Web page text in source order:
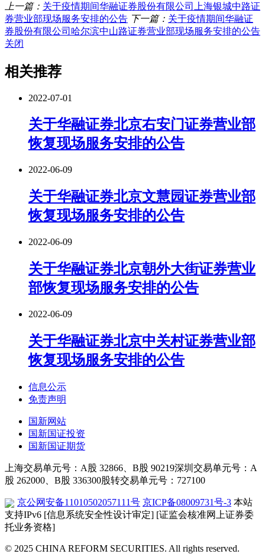
上一篇： 关于疫情期间华融证券股份有限公司上海银城中路证
券营业部现场服务安排的公告 下一篇： 关于疫情期间华融证
券股份有限公司哈尔滨中山路证券营业部现场服务安排的公告
关闭
相关推荐
2022-07-01
关于华融证券北京右安门证券营业部
恢复现场服务安排的公告
2022-06-09
关于华融证券北京文慧园证券营业部
恢复现场服务安排的公告
2022-06-09
关于华融证券北京朝外大街证券营业
部恢复现场服务安排的公告
2022-06-09
关于华融证券北京中关村证券营业部
恢复现场服务安排的公告
信息公示
免责声明
国新网站
国新国证投资
国新国证期货
上海交易单元号：A股 32866、B股 90219深圳交易单元号：A
股 262000、B股 336300股转交易单元号：727100
京公网安备11010502057111号 京ICP备08009731号-3 本站
支持IPv6 [信息系统安全性设计审定] [证监会核准网上证券委
托业务资格]
© 2025 CHINA REFORM SECURITIES. All rights reserved.